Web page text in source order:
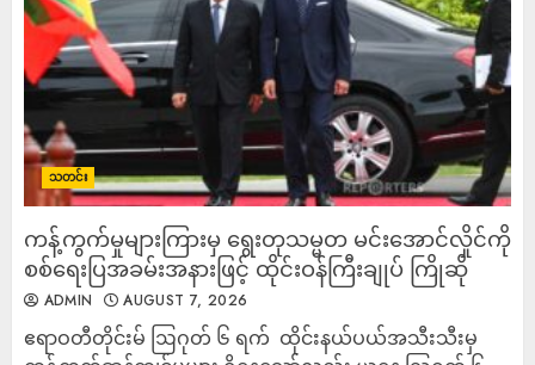
သတင်း
ကန့်ကွက်မှုများကြားမှ ရွေးတုသမ္မတ မင်းအောင်လှိုင်ကို
စစ်ရေးပြအခမ်းအနားဖြင့် ထိုင်းဝန်ကြီးချုပ် ကြိုဆို
ADMIN AUGUST 7, 2026
‎ဧရာဝတီတိုင်းမ် ‎ဩဂုတ် ၆ ရက် ‎ ထိုင်းနယ်ပယ်အသီးသီးမှ